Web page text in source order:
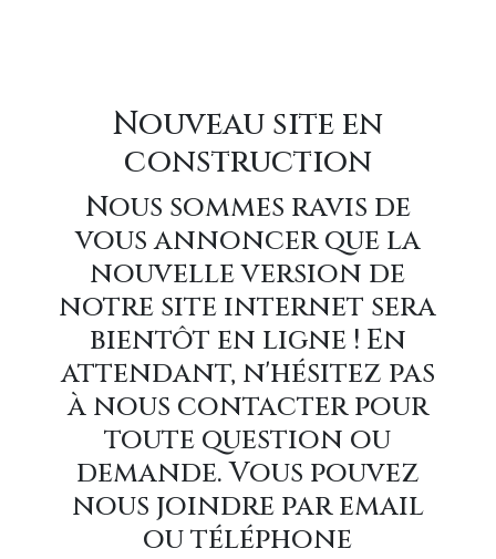
Nouveau site en
construction
Nous sommes ravis de
vous annoncer que la
nouvelle version de
notre site internet sera
bientôt en ligne ! En
attendant, n'hésitez pas
à nous contacter pour
toute question ou
demande. Vous pouvez
nous joindre par email
ou téléphone